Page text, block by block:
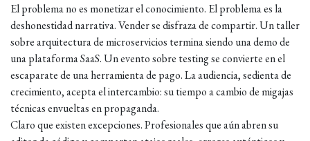
El problema no es monetizar el conocimiento. El problema es la
deshonestidad narrativa. Vender se disfraza de compartir. Un taller
sobre arquitectura de microservicios termina siendo una demo de
una plataforma SaaS. Un evento sobre testing se convierte en el
escaparate de una herramienta de pago. La audiencia, sedienta de
crecimiento, acepta el intercambio: su tiempo a cambio de migajas
técnicas envueltas en propaganda.
Claro que existen excepciones. Profesionales que aún abren su